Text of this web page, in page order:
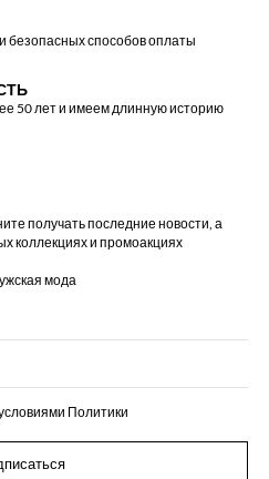
безопасных способов оплаты
50 лет и имеем длинную историю
получать последние новости, а
коллекциях и промоакциях
мода
Политики